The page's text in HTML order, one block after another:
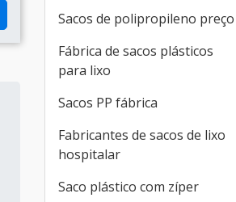
Sacos de polipropileno preço
Fábrica de sacos plásticos
para lixo
Sacos PP fábrica
Fabricantes de sacos de lixo
hospitalar
Saco plástico com zíper